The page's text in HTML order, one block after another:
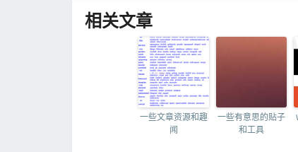
相关文章
一些文章资源和趣
闻
一些有意思的贴子
和工具